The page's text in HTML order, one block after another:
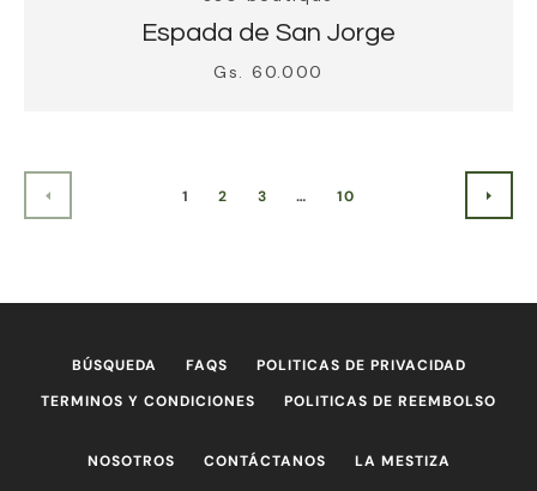
Espada de San Jorge
Gs. 60.000
1 2 3 … 10
BÚSQUEDA FAQS
POLITICAS DE PRIVACIDAD
TERMINOS Y CONDICIONES
POLITICAS DE REEMBOLSO
NOSOTROS CONTÁCTANOS LA MESTIZA